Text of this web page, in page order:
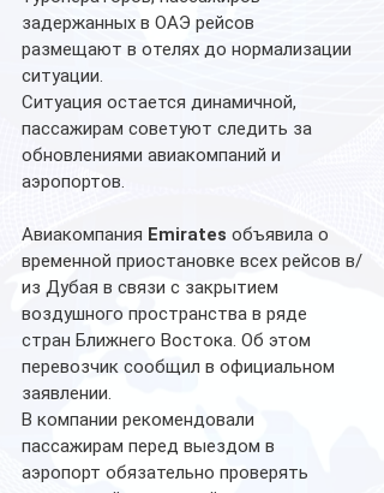
задержанных в ОАЭ рейсов
размещают в отелях до нормализации
ситуации.
Ситуация остается динамичной,
пассажирам советуют следить за
обновлениями авиакомпаний и
аэропортов.
Авиакомпания Emirates объявила о
временной приостановке всех рейсов в/
из Дубая в связи с закрытием
воздушного пространства в ряде
стран Ближнего Востока. Об этом
перевозчик сообщил в официальном
заявлении.
В компании рекомендовали
пассажирам перед выездом в
аэропорт обязательно проверять